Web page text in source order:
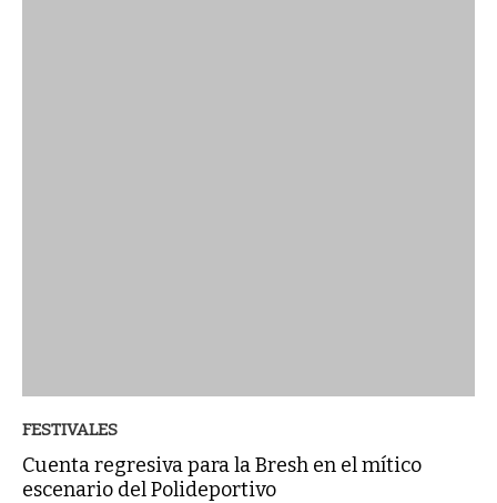
FESTIVALES
Cuenta regresiva para la Bresh en el mítico
escenario del Polideportivo